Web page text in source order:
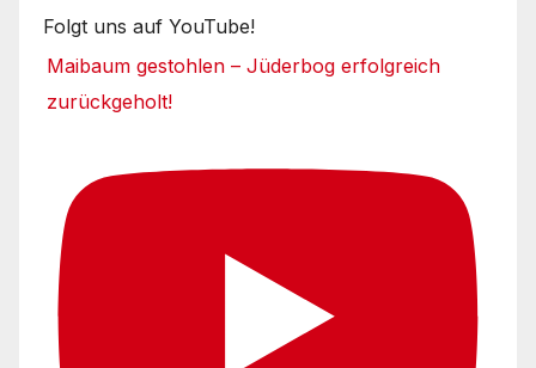
Folgt uns auf YouTube!
Maibaum gestohlen – Jüderbog erfolgreich
zurückgeholt!